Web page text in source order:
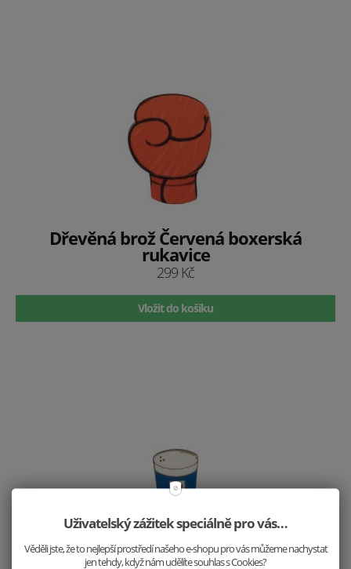
Dřevěná brož Červená boxerská
rukavice
299 Kč
Vložit do košíku
Uživatelský zážitek speciálně pro vás…
Věděli jste, že to nejlepší prostředí našeho e-shopu pro vás můžeme nachystat
jen tehdy, když nám udělíte souhlas s Cookies?